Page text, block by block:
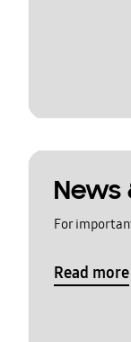
News
For
Read more